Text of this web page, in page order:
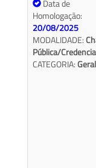
Data de
Homologação:
20/08/2025
MODALIDADE:
Pública/
CATEGORIA:Geral